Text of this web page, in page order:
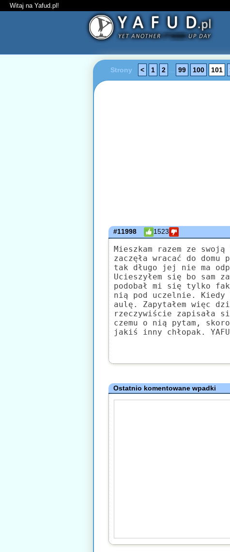
Witaj na Yafud.pl!
Strony < 1 2 99 100 101
#11998 1523
Mieszkam razem ze
zaczęła wracać do
tak długo jej nie ma
Ucieszyłem się bo sam
podobał mi się tylko
nią pod uczelnie. Kiedy
aulę. Zapytałem więc
rzeczywiście zapisała
czemu o nią pytam,
jakiś inny chłopak.
Ostatnio komentowane wpadki